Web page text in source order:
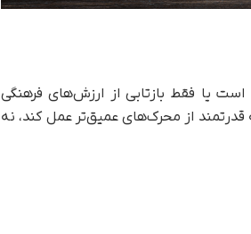
یا فقط بازتابی از ارزش‌های فرهنگی
از محرک‌های عمیق‌تر عمل کند، نه